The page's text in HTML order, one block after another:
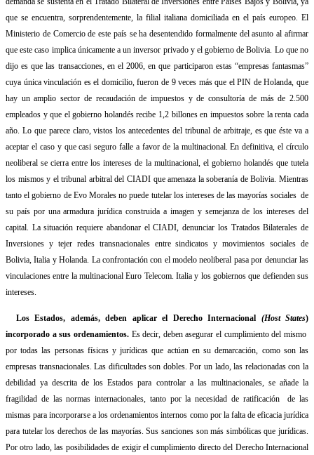
que se encuentra, sorprendentemente, la filial italiana domiciliada en el país europeo. El
Ministerio de Comercio de este país se ha desentendido formalmente del asunto al afirmar
que este caso implica únicamente a un inversor privado y el gobierno de Bolivia. Lo que no
dijo es que las transacciones, en el 2006, en que participaron estas “empresas fantasmas”
cuya única vinculación es el domicilio, fueron de 9 veces más que el PIN de Holanda, que
hay un amplio sector de recaudación de impuestos y de consultoría de más de 2.500
empleados y que el gobierno holandés recibe 1,2 billones en impuestos sobre la renta cada
año. Lo que parece claro, vistos los antecedentes del tribunal de arbitraje, es que éste va a
aceptar el caso y que casi seguro falle a favor de la multinacional. En definitiva, el círculo
neoliberal se cierra entre los intereses de la multinacional, el gobierno holandés que tutela
los mismos y el tribunal arbitral del CIADI que amenaza la soberanía de Bolivia. Mientras
tanto el gobierno de Evo Morales no puede tutelar los intereses de las mayorías sociales de
su país por una armadura jurídica construida a imagen y semejanza de los intereses del
capital. La situación requiere abandonar el CIADI, denunciar los Tratados Bilaterales de
Inversiones y tejer redes transnacionales entre sindicatos y movimientos sociales de
Bolivia, Italia y Holanda. La confrontación con el modelo neoliberal pasa por denunciar las
vinculaciones entre la multinacional Euro Telecom. Italia y los gobiernos que defienden sus
intereses.
Los Estados, además, deben aplicar el Derecho Internacional (Host States)
incorporado a sus ordenamientos.Es decir, deben asegurar el cumplimiento del mismo
por todas las personas físicas y jurídicas que actúan en su demarcación, como son las
empresas transnacionales. Las dificultades son dobles. Por un lado, las relacionadas con la
debilidad ya descrita de los Estados para controlar a las multinacionales, se añade la
fragilidad de las normas internacionales, tanto por la necesidad de ratificación
de las
mismas para incorporarse a los ordenamientos internos como por la falta de eficacia jurídica
para tutelar los derechos de las mayorías. Sus sanciones son más simbólicas que jurídicas.
Por otro lado, las posibilidades de exigir el cumplimiento directo del Derecho Internacional